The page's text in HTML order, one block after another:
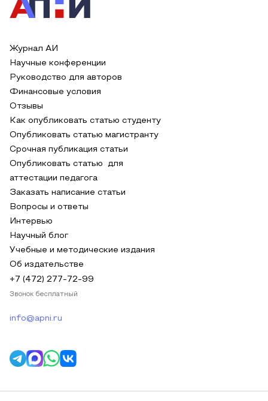
Журнал АИ
Научные конференции
Руководство для авторов
Финансовые условия
Отзывы
Как опубликовать статью студенту
Опубликовать статью магистранту
Срочная публикация статьи
Опубликовать статью для
аттестации педагога
Заказать написание статьи
Вопросы и ответы
Интервью
Научный блог
Учебные и методические издания
Об издательстве
+7 (472) 277-72-99
Звонок бесплатный
info@apni.ru